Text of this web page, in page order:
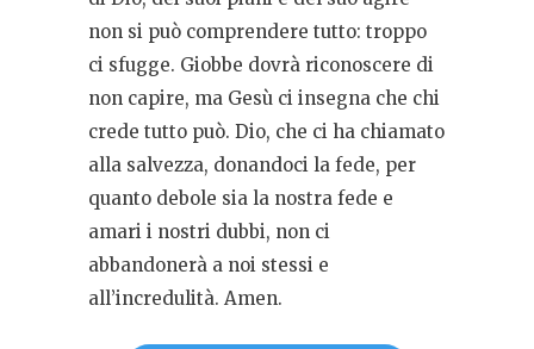
non si può comprendere tutto: troppo
ci sfugge. Giobbe dovrà riconoscere di
non capire, ma Gesù ci insegna che chi
crede tutto può. Dio, che ci ha chiamato
alla salvezza, donandoci la fede, per
quanto debole sia la nostra fede e
amari i nostri dubbi, non ci
abbandonerà a noi stessi e
all’incredulità. Amen.